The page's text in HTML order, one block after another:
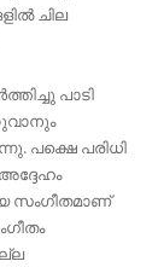
ചില
പാടി
പക്ഷെ പരിധി
സംഗീതമാണ്